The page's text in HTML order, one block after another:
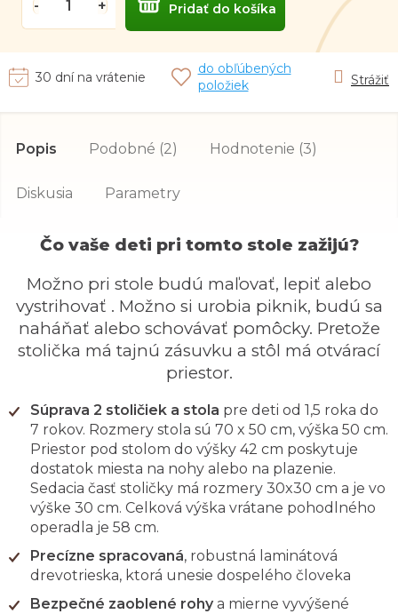
Pridať do košíka
30 dní na vrátenie
do obľúbených
položiek
Strážiť
Popis Podobné (2) Hodnotenie (3)
Diskusia Parametry
Čo vaše deti pri tomto stole zažijú?
Možno pri stole budú maľovať, lepiť alebo
vystrihovať . Možno si urobia piknik, budú sa
naháňať alebo schovávať pomôcky. Pretože
stolička má tajnú zásuvku a stôl má otvárací
priestor.
Súprava 2 stoličiek a stola pre deti od 1,5 roka do
7 rokov. Rozmery stola sú 70 x 50 cm, výška 50 cm.
Priestor pod stolom do výšky 42 cm poskytuje
dostatok miesta na nohy alebo na plazenie.
Sedacia časť stoličky má rozmery 30x30 cm a je vo
výške 30 cm. Celková výška vrátane pohodlného
operadla je 58 cm.
Precízne spracovaná, robustná laminátová
drevotrieska, ktorá unesie dospelého človeka
Bezpečné zaoblené rohy a mierne vyvýšené